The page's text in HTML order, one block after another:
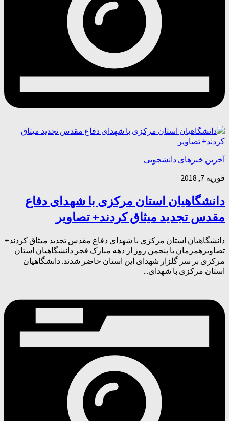
آخرین خبرهای دانشجویی
فوریه 7, 2018
دانشگاهیان استان مرکزی با شهدای دفاع
مقدس تجدید میثاق کردند+ تصاویر
دانشگاهیان استان مرکزی با شهدای دفاع مقدس تجدید میثاق کردند+
تصاویرهمزمان با پنجمن روز از دهه مبارک فجر دانشگاهیان استان
مرکزی بر سر گلزار شهدای این استان حاضر شدند. دانشگاهیان
استان مرکزی با شهدای...